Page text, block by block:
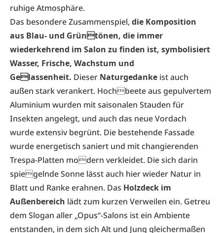
ruhige Atmosphäre.
Das besondere Zusammenspiel, die Komposition
aus Blau- und Grüntönen, die immer
wiederkehrend im Salon zu finden ist, symbolisiert
Wasser, Frische, Wachstum und
Gelassenheit. Dieser Naturgedanke ist auch
außen stark verankert. Hochbeete aus gepulvertem
Aluminium wurden mit saisonalen Stauden für
Insekten angelegt, und auch das neue Vordach
wurde extensiv begrünt. Die bestehende Fassade
wurde energetisch saniert und mit changierenden
Trespa-Platten modern verkleidet. Die sich darin
spiegelnde Sonne lässt auch hier wieder Natur in
Blatt und Ranke erahnen. Das Holzdeck im
Außenbereich lädt zum kurzen Verweilen ein. Getreu
dem Slogan aller „Opus“-Salons ist ein Ambiente
entstanden, in dem sich Alt und Jung gleichermaßen